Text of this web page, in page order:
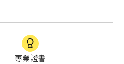
專業證書